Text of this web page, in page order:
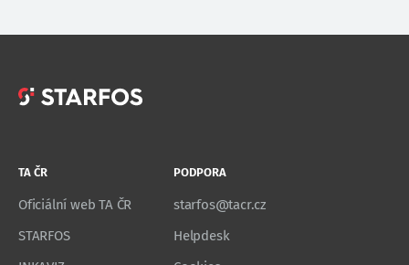
TA ČR
Oficiální web TA ČR
STARFOS
PODPORA
starfos@tacr.cz
Helpdesk